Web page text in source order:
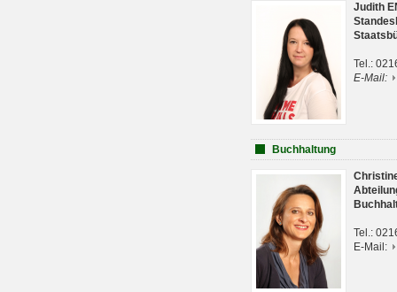
Judith
Tel.:
E-Mail:
Buchhaltung
Tel.:
E-Mail: